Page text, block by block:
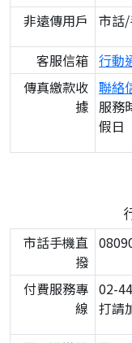
非遠傳用戶 市話
客服信箱 行動
傳真繳款收
據
聯絡
服務
假日
市話手機直
撥
付費服務專
線
02-
打請